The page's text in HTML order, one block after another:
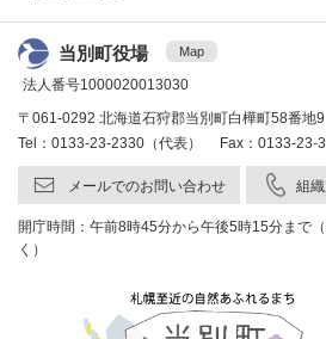
当別町役場 Map
法人番号1000020013030
〒061-0292 北海道石狩郡当別町白樺町58番地9
Tel：0133-23-2330（代表） Fax：0133-23-
メールでのお問い合わせ 組
開庁時間：午前8時45分から午後5時15分まで
く）